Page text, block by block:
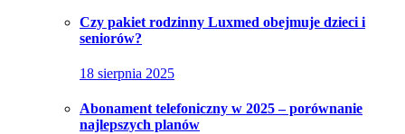
Czy pakiet rodzinny Luxmed obejmuje dzieci i
seniorów?
18 sierpnia 2025
Abonament telefoniczny w 2025 – porównanie
najlepszych planów